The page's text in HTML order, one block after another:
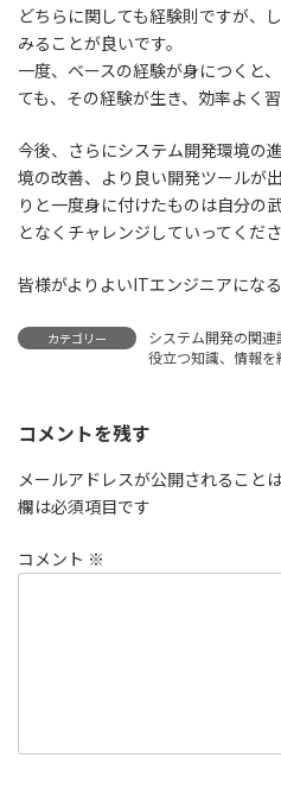
どちらに関しても経験則ですが、
みることが良いです。
一度、ベースの経験が身につくと
ても、その経験が生き、効率よく習
今後、さらにシステム開発環境の
境の改善、より良い開発ツールが
りと一度身に付けたものは自分の
となくチャレンジしていってくださ
皆様がよりよいITエンジニアにな
カテゴリー
システム開発の関
役立つ知識、情報
コメントを残す
メールアドレスが公開されること
欄は必須項目です
コメント ※